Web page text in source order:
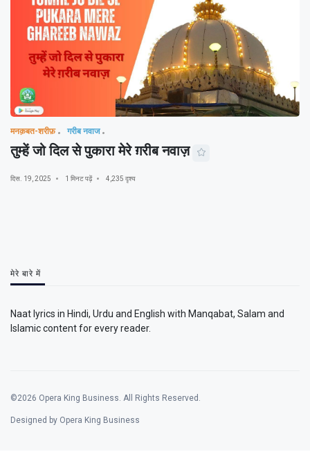
मनक़बत-शरीफ़ गरीब नवाज
तुम्हें जो दिल से पुकारा मेरे ग़रीब नवाज़
दिस. 19, 2025 1 मिनट पढ़ें 4,235 दृश्य
मेरे बारे में
Naat lyrics in Hindi, Urdu and English with Manqabat, Salam and
Islamic content for every reader.
©2026 Opera King Business. All Rights Reserved.
Designed by Opera King Business